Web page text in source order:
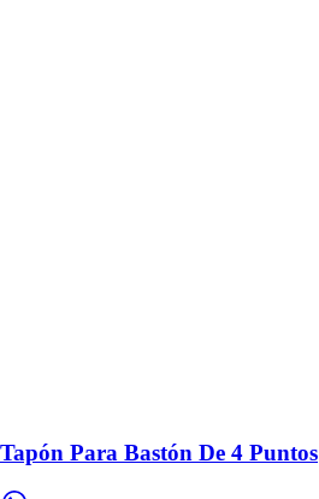
Tapón Para Bastón De 4 Puntos